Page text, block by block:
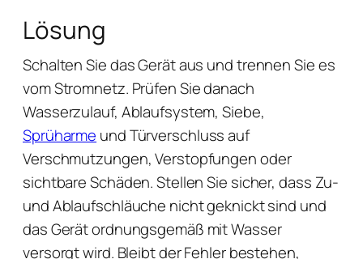
Lösung
Schalten Sie das Gerät aus und trennen Sie es
vom Stromnetz. Prüfen Sie danach
Wasserzulauf, Ablaufsystem, Siebe,
Sprüharme und Türverschluss auf
Verschmutzungen, Verstopfungen oder
sichtbare Schäden. Stellen Sie sicher, dass Zu-
und Ablaufschläuche nicht geknickt sind und
das Gerät ordnungsgemäß mit Wasser
versorgt wird. Bleibt der Fehler bestehen,